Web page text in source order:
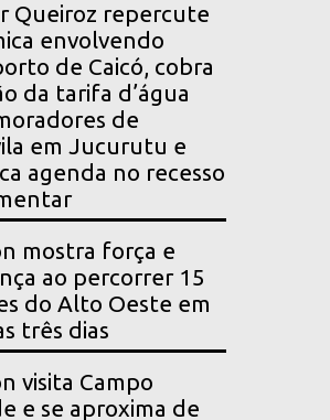
Queiroz repercute
envolvendo
de Caicó, cobra
da tarifa d’água
de
em Jucurutu e
agenda no recesso
mostra força e
ao percorrer 15
do Alto Oeste em
três dias
visita Campo
e se aproxima de